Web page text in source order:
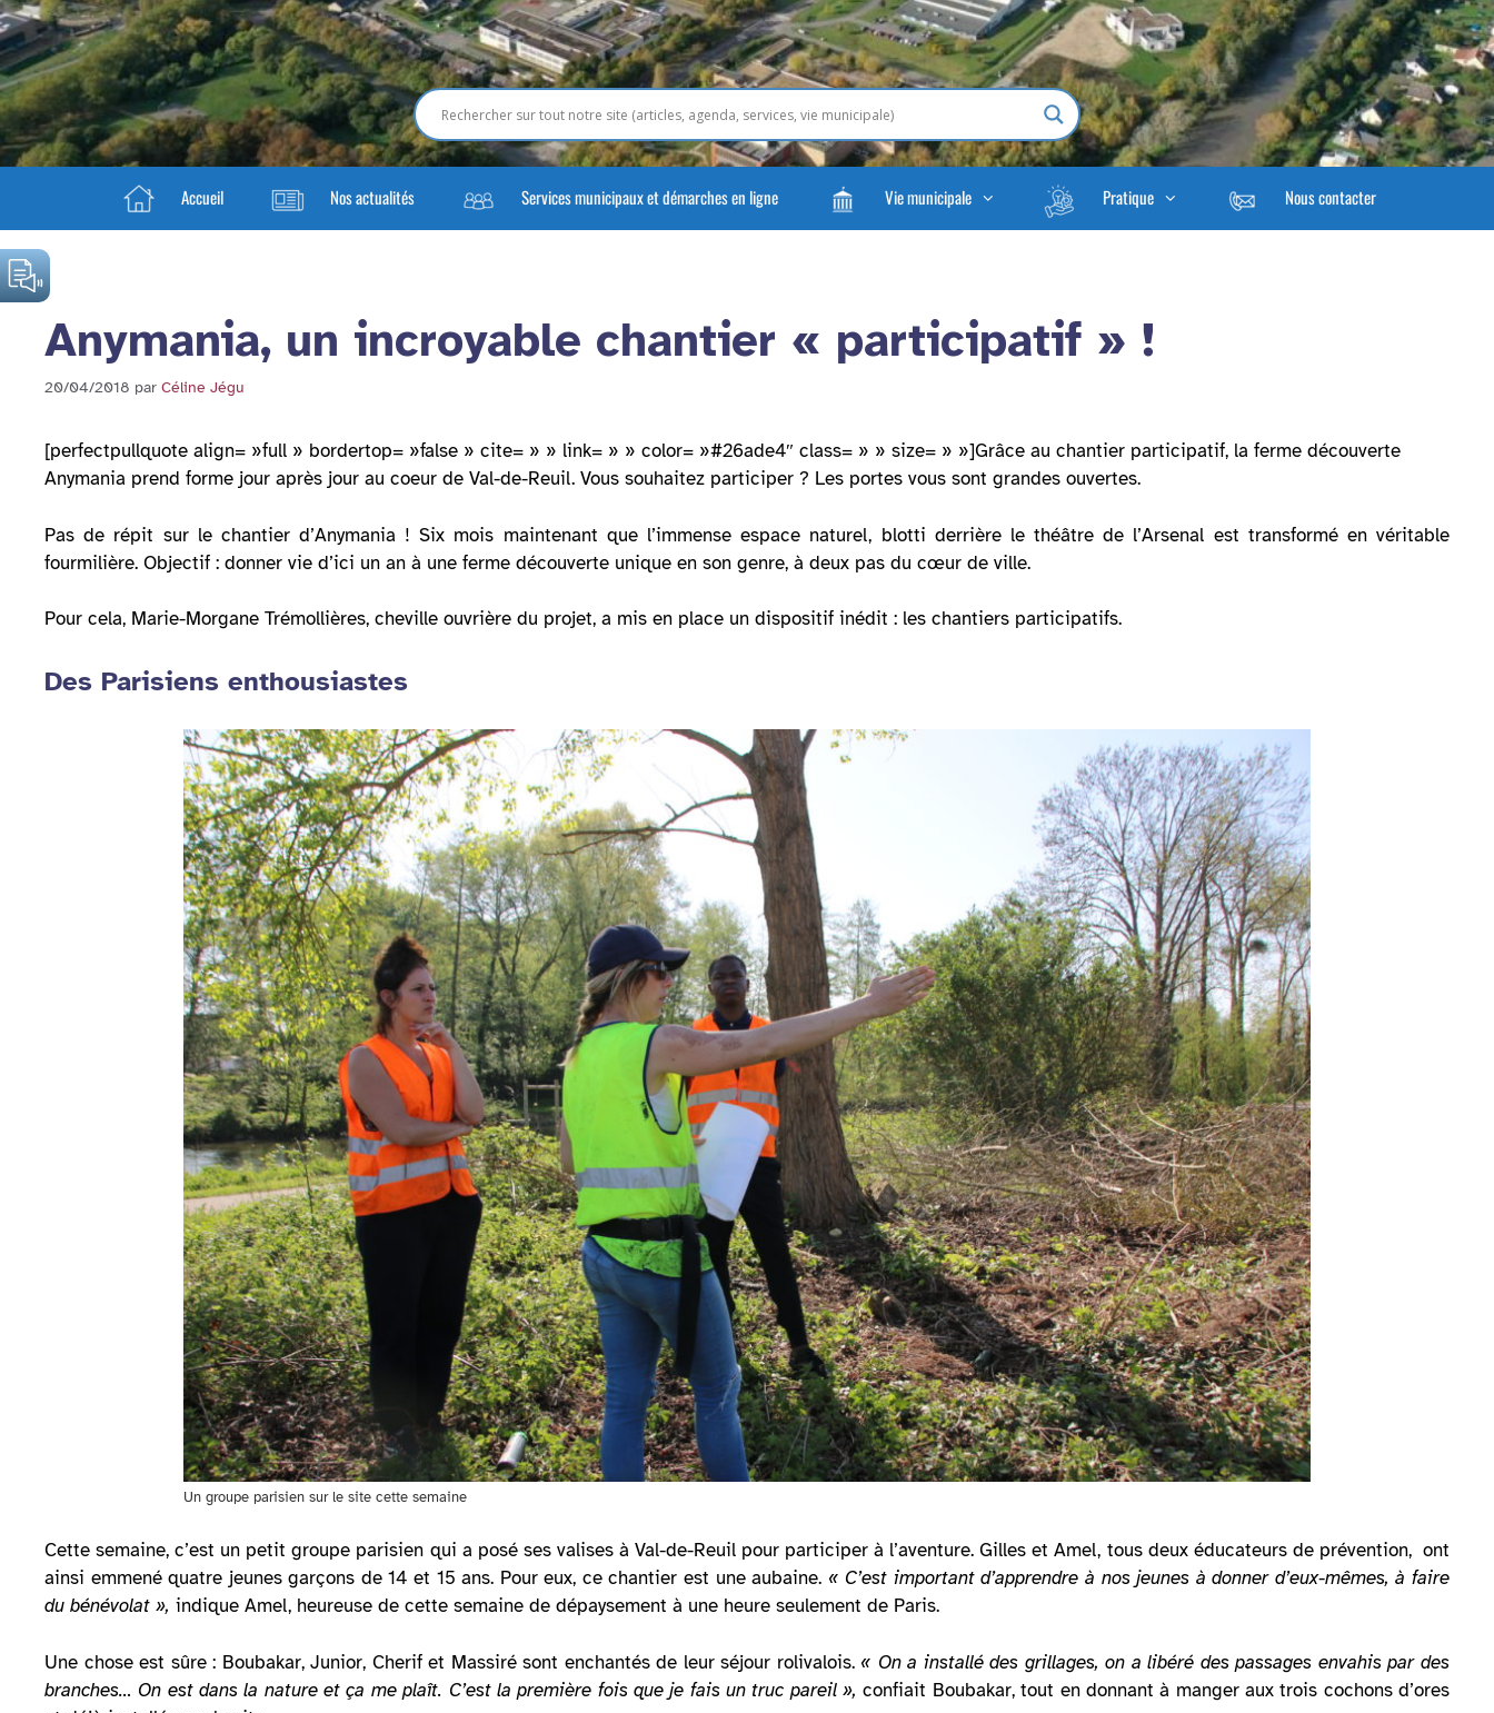
Accueil Nos actualités Services municipaux et démarches en ligne Vie municipale Pratique Nous contacter
Anymania, un incroyable chantier « participatif » !
20/04/2018 par Céline Jégu
[perfectpullquote align= »full » bordertop= »false » cite= » » link= » » color= »#26ade4″ class= » » size= » »]Grâce au chantier participatif, la ferme découverte
Anymania prend forme jour après jour au coeur de Val-de-Reuil. Vous souhaitez participer ? Les portes vous sont grandes ouvertes.
Pas de répit sur le chantier d’Anymania ! Six mois maintenant que l’immense espace naturel, blotti derrière le théâtre de l’Arsenal est transformé en véritable
fourmilière. Objectif : donner vie d’ici un an à une ferme découverte unique en son genre, à deux pas du cœur de ville.
Pour cela, Marie-Morgane Trémollières, cheville ouvrière du projet, a mis en place un dispositif inédit : les chantiers participatifs.
Des Parisiens enthousiastes
Un groupe parisien sur le site cette semaine
Cette semaine, c’est un petit groupe parisien qui a posé ses valises à Val-de-Reuil pour participer à l’aventure. Gilles et Amel, tous deux éducateurs de prévention, ont
ainsi emmené quatre jeunes garçons de 14 et 15 ans. Pour eux, ce chantier est une aubaine. « C’est important d’apprendre à nos jeunes à donner d’eux-mêmes, à faire
du bénévolat », indique Amel, heureuse de cette semaine de dépaysement à une heure seulement de Paris.
Une chose est sûre : Boubakar, Junior, Cherif et Massiré sont enchantés de leur séjour rolivalois. « On a installé des grillages, on a libéré des passages envahis par des
branches… On est dans la nature et ça me plaît. C’est la première fois que je fais un truc pareil », confiait Boubakar, tout en donnant à manger aux trois cochons d’ores